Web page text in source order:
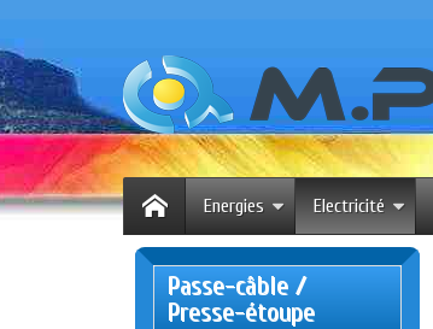
Energies Electricité
Passe-câble /
Presse-étoupe